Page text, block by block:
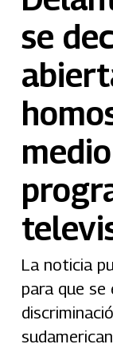
se
La noticia
para que se